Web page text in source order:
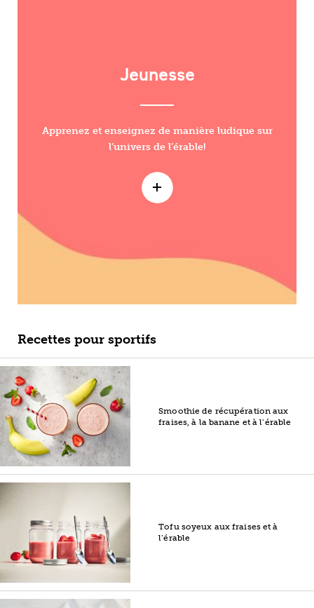
Jeunesse
Apprenez et enseignez de manière ludique sur
l’univers de l’érable!
Recettes pour sportifs
Smoothie de récupération aux
fraises, à la banane et à l’érable
Tofu soyeux aux fraises et à
l’érable